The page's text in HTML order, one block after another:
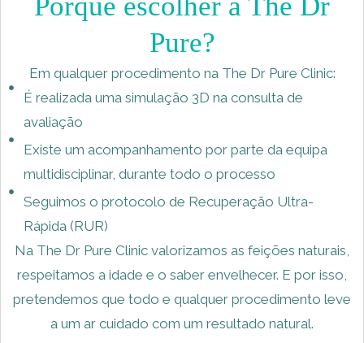
Pure?
​Em qualquer procedimento na The Dr Pure Clinic:
É realizada uma simulação 3D na consulta de
avaliação
Existe um acompanhamento por parte da equipa
multidisciplinar, durante todo o processo
Seguimos o protocolo de Recuperação Ultra-
Rápida (RUR)
Na The Dr Pure Clinic valorizamos as feições naturais,
respeitamos a idade e o saber envelhecer. E por isso,
pretendemos que todo e qualquer procedimento leve
a um ar cuidado com um resultado natural.